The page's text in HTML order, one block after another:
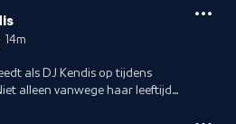
14m
als DJ Kendis op tijdens
alleen vanwege haar leeftijd